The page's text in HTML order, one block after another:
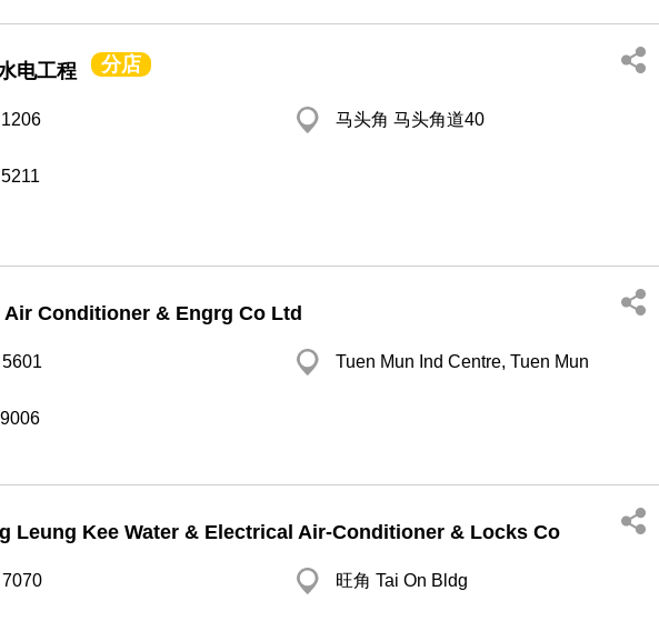
电工程 分店
马头角 马头角道40
Air Conditioner & Engrg Co Ltd
Tuen Mun Ind Centre, Tuen Mun
Leung Kee Water & Electrical Air-Conditioner & Locks Co
旺角 Tai On Bldg